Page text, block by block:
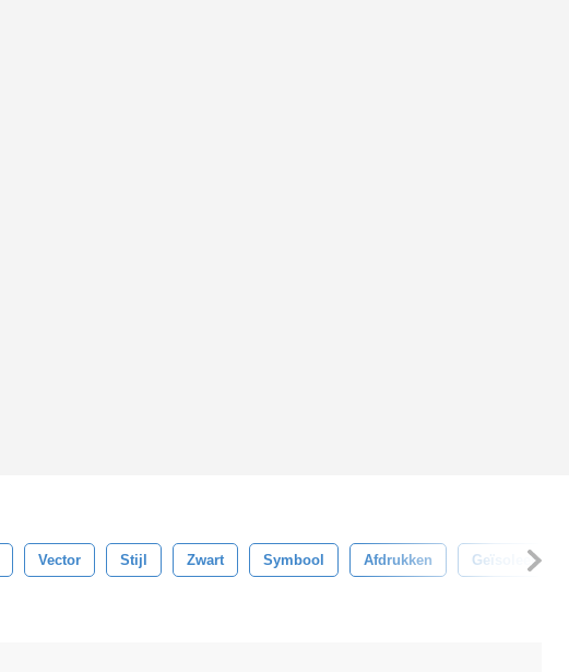
Vector Stijl Zwart Symbool Afdrukken Geïsoleerd